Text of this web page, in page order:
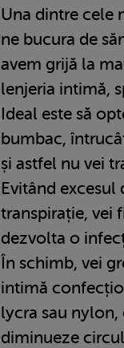
Una dintre cele
ne bucura de
avem grijă la
lenjeria intimă,
Ideal este să
bumbac,
și astfel nu vei
Evitând excesul
transpirație, vei
dezvolta o
În schimb, vei
intimă
lycra sau nylon,
diminueze